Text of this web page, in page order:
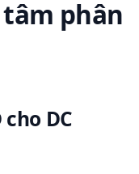
phân
DC